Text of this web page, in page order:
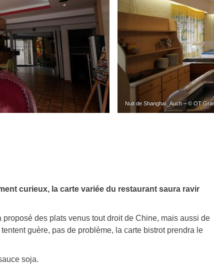
Nuit de Shanghaï_Auch – © OT
curieux, la carte variée du restaurant saura ravir
des plats venus tout droit de Chine, mais aussi de
guère, pas de problème, la carte bistrot prendra le
soja.